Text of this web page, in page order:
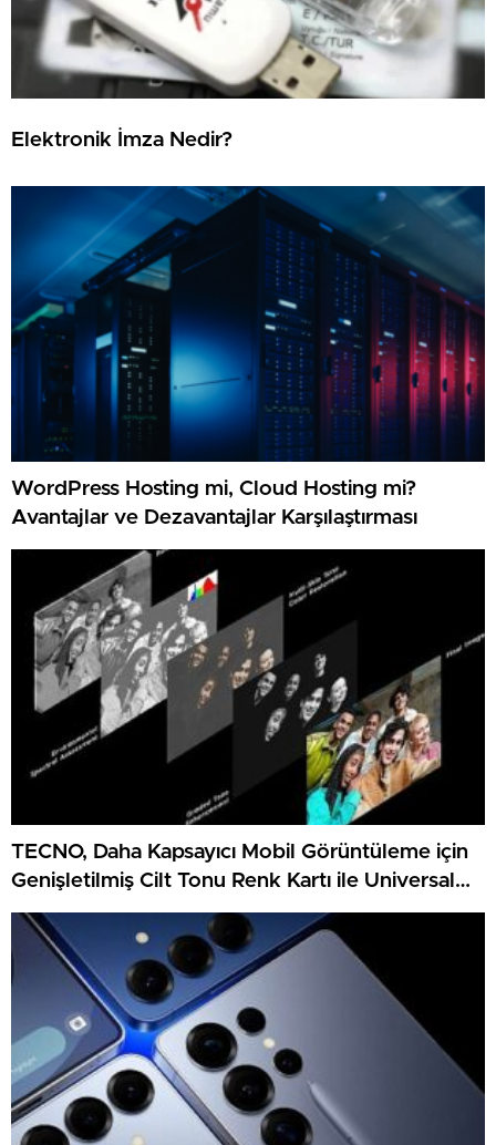
Elektronik İmza Nedir?
WordPress Hosting mi, Cloud Hosting mi?
Avantajlar ve Dezavantajlar Karşılaştırması
TECNO, Daha Kapsayıcı Mobil Görüntüleme için
Genişletilmiş Cilt Tonu Renk Kartı ile Universal
Tone’u Geliştirdi